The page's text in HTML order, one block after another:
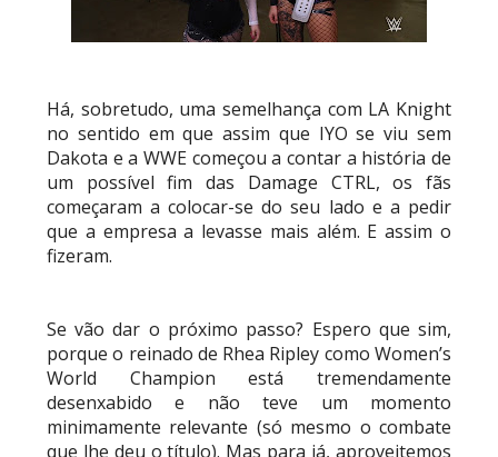
Há, sobretudo, uma semelhança com LA Knight
no sentido em que assim que IYO se viu sem
Dakota e a WWE começou a contar a história de
um possível fim das Damage CTRL, os fãs
começaram a colocar-se do seu lado e a pedir
que a empresa a levasse mais além. E assim o
fizeram.
Se vão dar o próximo passo? Espero que sim,
porque o reinado de Rhea Ripley como Women’s
World Champion está tremendamente
desenxabido e não teve um momento
minimamente relevante (só mesmo o combate
que lhe deu o título). Mas para já, aproveitemos